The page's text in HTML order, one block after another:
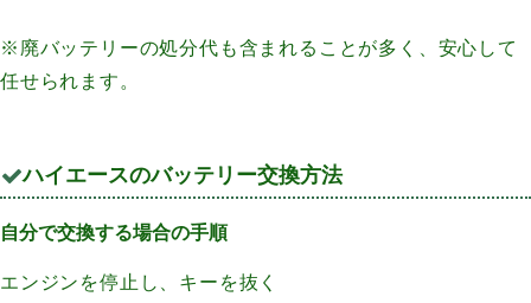
※廃バッテリーの処分代も含まれることが多く、安心して
任せられます。
ハイエースのバッテリー交換方法
自分で交換する場合の手順
エンジンを停止し、キーを抜く